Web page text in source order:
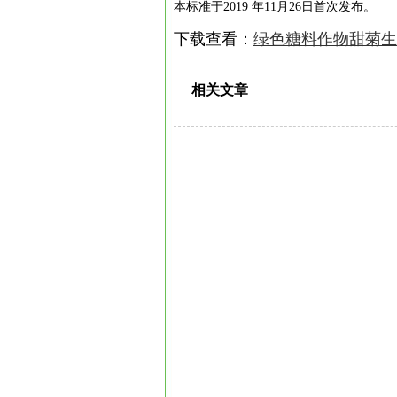
本标准于2019 年11月26日首次发布。
下载查看： 绿色糖料作物甜菊
相关文章